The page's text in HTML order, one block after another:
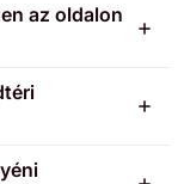
az oldalon